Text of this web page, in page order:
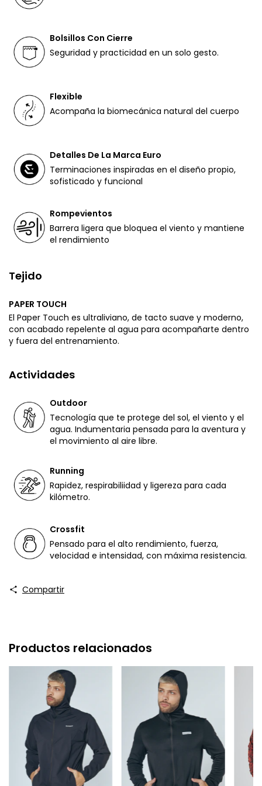
Bolsillos Con Cierre
Seguridad y practicidad en un solo gesto.
Flexible
Acompaña la biomecánica natural del cuerpo
Detalles De La Marca Euro
Terminaciones inspiradas en el diseño propio,
sofisticado y funcional
Rompevientos
Barrera ligera que bloquea el viento y mantiene
el rendimiento
Tejido
PAPER TOUCH
El Paper Touch es ultraliviano, de tacto suave y moderno,
con acabado repelente al agua para acompañarte dentro
y fuera del entrenamiento.
Actividades
Outdoor
Tecnología que te protege del sol, el viento y el
agua. Indumentaria pensada para la aventura y
el movimiento al aire libre.
Running
Rapidez, respirabiliidad y ligereza para cada
kilómetro.
Crossfit
Pensado para el alto rendimiento, fuerza,
velocidad e intensidad, con máxima resistencia.
Compartir
Productos relacionados